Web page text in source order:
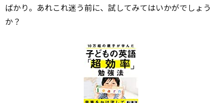
ばかり。あれこれ迷う前に、試してみてはいかがでしょう
か？